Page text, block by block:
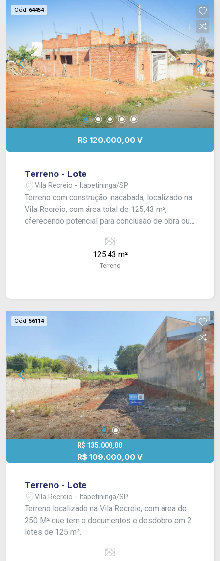
Cód. 64454
R$ 120.000,00 V
Terreno - Lote
Vila Recreio - Itapetininga/SP
Terreno com construção inacabada, localizado na
Vila Recreio, com área total de 125,43 m²,
oferecendo potencial para conclusão de obra ou
125.43 m²
Terreno
Cód. 56114
R$ 135.000,00
R$ 109.000,00 V
Terreno - Lote
Vila Recreio - Itapetininga/SP
Terreno localizado na Vila Recreio, com área de
250 M² que tem o documentos e desdobro em 2
lotes de 125 m².